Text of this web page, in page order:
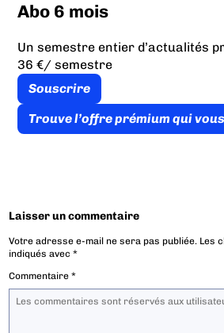
Abo 6 mois
Un semestre entier d’actualités
36 €/ semestre
Souscrire
Trouve l’offre prémium qui
Laisser un commentaire
Votre adresse e-mail ne sera pas publiée. Les
indiqués avec*
Commentaire*